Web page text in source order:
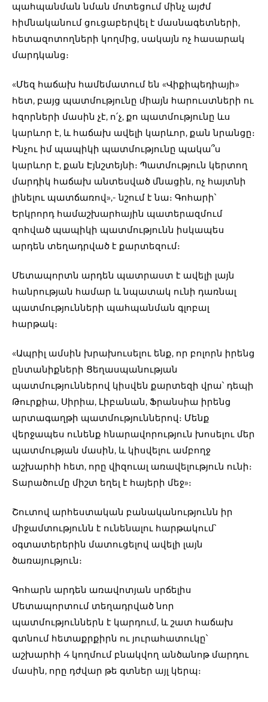
պահպանման նման մոտեցում մինչ այժմ
հիմնականում ցուցաբերվել է մասնագետների,
հետազոտողների կողմից, սակայն ոչ հասարակ
մարդկանց։
«Մեզ հաճախ համեմատում են «Վիքիպեդիայի»
հետ, բայց պատմությունը միայն հարուստների ու
հզորների մասին չէ, ո՛չ, քո պատմությունը ևս
կարևոր է, և հաճախ ավելի կարևոր, քան նրանցը։
Ինչու իմ պապիկի պատմությունը պակա՞ս
կարևոր է, քան Էյնշտեյնի։ Պատմություն կերտող
մարդիկ հաճախ անտեսված մնացին, ոչ հայտնի
լինելու պատճառով»,- նշում է նա։ Գոհարի՝
Երկրորդ համաշխարհային պատերազմում
զոհված պապիկի պատմությունն իսկապես
արդեն տեղադրված է քարտեզում։
Մետապորտն արդեն պատրաստ է ավելի լայն
հանրության համար և նպատակ ունի դառնալ
պատմությունների պահպանման գլոբալ
հարթակ։
«Ապրիլ ամսին խրախուսելու ենք, որ բոլորն իրենց
ընտանիքների Ցեղասպանության
պատմություններով կիսվեն քարտեզի վրա՝ դեպի
Թուրքիա, Սիրիա, Լիբանան, Ֆրանսիա իրենց
արտագաղթի պատմություններով։ Մենք
վերջապես ունենք հնարավորություն խոսելու մեր
պատմության մասին, և կիսվելու ամբողջ
աշխարհի հետ, որը վիզուալ առավելություն ունի։
Տարածումը միշտ եղել է հայերի մեջ»։
Շուտով արհեստական բանականությունն իր
միջամտությունն է ունենալու հարթակում՝
օգտատերերին մատուցելով ավելի լայն
ծառայություն։
Գոհարն արդեն առավոտյան սրճելիս
Մետապորտում տեղադրված նոր
պատմություններն է կարդում, և շատ հաճախ
գտնում հետաքրքիրն ու յուրահատուկը՝
աշխարհի 4 կողմում բնակվող անծանոթ մարդու
մասին, որը դժվար թե գտներ այլ կերպ։